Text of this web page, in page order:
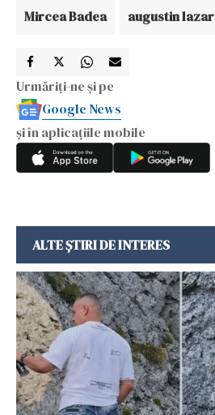
Mircea Badea augustin lazar
Urmăriți-ne și pe
Google News
și în aplicațiile mobile
ALTE ȘTIRI DE INTERES